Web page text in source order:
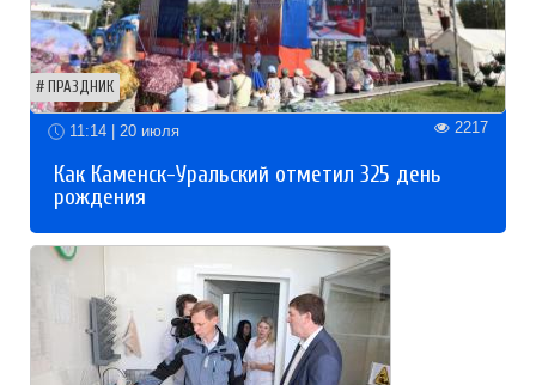
ПРАЗДНИК
11:14 | 20 июля 2217
Как Каменск-Уральский отметил 325 день
рождения